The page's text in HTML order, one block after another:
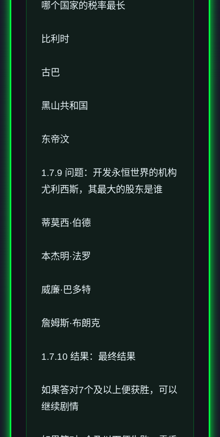
哪个国家的税率最长
比利时
古巴
黑山共和国
东帝汶
1.7.9 问题：开发永恒世界的机构
尤利西斯，其最大的股东是谁
蒂莫西·伯德
本杰明·法罗
威廉·巴多特
詹姆斯·布朗克
1.7.10 结果：最终结果
如果答对7个及以上便获胜，可以
继续剧情